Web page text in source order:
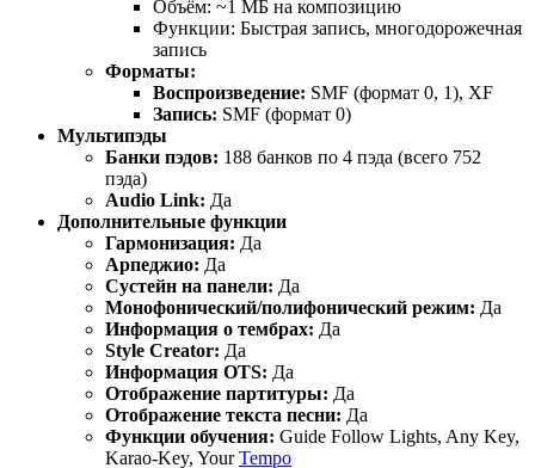
Объём: ~1 МБ на композицию
Функции: Быстрая запись, многодорожечная
запись
Форматы:
Воспроизведение: SMF (формат 0, 1), XF
Запись: SMF (формат 0)
Мультипэды
Банки пэдов: 188 банков по 4 пэда (всего 752
пэда)
Audio Link: Да
Дополнительные функции
Гармонизация: Да
Арпеджио: Да
Сустейн на панели: Да
Монофонический/полифонический режим: Да
Информация о тембрах: Да
Style Creator: Да
Информация OTS: Да
Отображение партитуры: Да
Отображение текста песни: Да
Функции обучения: Guide Follow Lights, Any Key,
Karao-Key, YourTempo